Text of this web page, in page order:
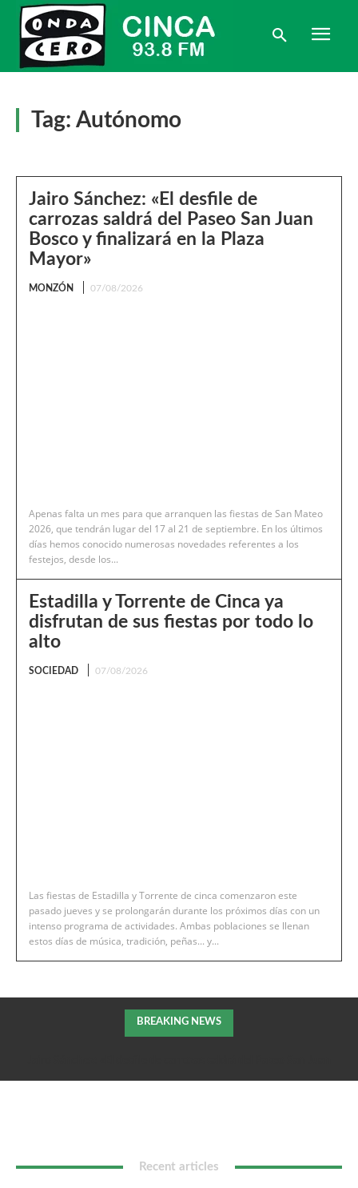
Tag: Autónomo
Jairo Sánchez: «El desfile de
carrozas saldrá del Paseo San Juan
Bosco y finalizará en la Plaza
Mayor»
MONZÓN 07/08/2026
Apenas falta un mes para que arranquen las fiestas de San Mateo
2026, que tendrán lugar del 17 al 21 de septiembre. En los últimos
días hemos conocido numerosas novedades referentes a los
festejos, desde los...
Estadilla y Torrente de Cinca ya
disfrutan de sus fiestas por todo lo
alto
SOCIEDAD 07/08/2026
Las fiestas de Estadilla y Torrente de cinca comenzaron este
pasado jueves y se prolongarán durante los próximos días con un
intenso programa de actividades. Ambas poblaciones se llenan
estos días de música, tradición, peñas... y...
BREAKING NEWS
Recent articles